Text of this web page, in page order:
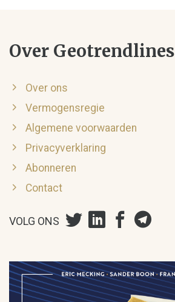
Over Geotrendlines
Over ons
Vermogensregie
Algemene voorwaarden
Privacyverklaring
Abonneren
Contact
VOLG ONS